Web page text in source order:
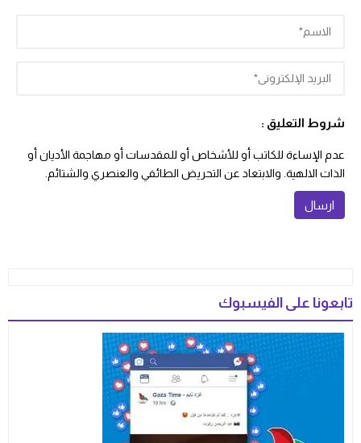
شروط التعليق :
عدم الإساءة للكاتب أو للأشخاص أو للمقدسات أو مهاجمة الأديان أو
الذات الالهية. والابتعاد عن التحريض الطائفي والعنصري والشتائم.
تابعونا على الفيسبوك